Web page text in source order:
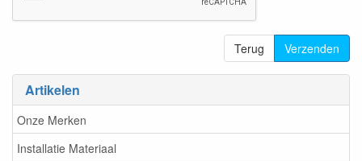
Artikelen
Onze Merken
Installatie Materiaal
Terug Verzenden